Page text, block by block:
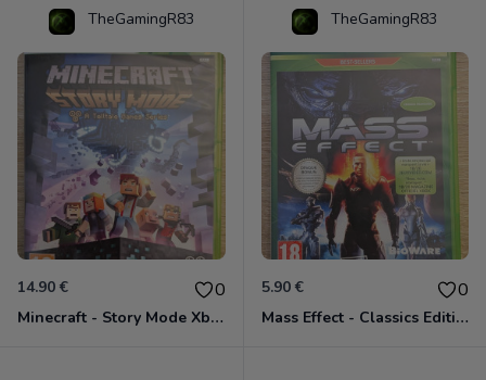
TheGamingR83
14.90 € 0
Minecraft - Story Mode Xbox 360
TheGamingR83
5.90 € 0
Mass Effect - Classics Edition Xbox 360